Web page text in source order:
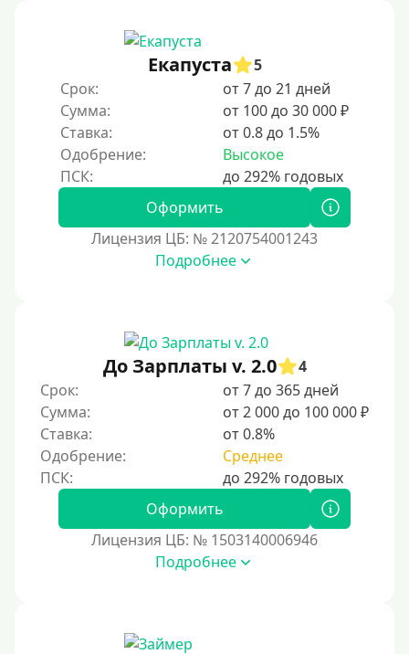
Под ПТС спецтехники
Под ПТС грузового автомобиля
Авто без ПТС
Цель
На Новый Год
Чтобы улучшить кредитную историю, важно
регулярно и своевременно погашать задолженности,
избегать просрочек и контролировать кредитный
рейтинг. Также полезно использовать кредитные
Для закрытия прочих кредитных обязательств
До зарплаты
Для ИП
Для бизнеса
Документы
По водительскому удостоверению
Екапуста
5
Срок:
от 7 до 21 дней
Сумма:
от 100 до 30 000 ₽
Ставка:
от 0.8 до 1.5%
Одобрение:
Высокое
Оформить
Лицензия ЦБ: № 2120754001243
Подробнее
До Зарплаты v. 2.0
4
Срок:
от 7 до 365 дней
Сумма:
от 2 000 до 100 000 ₽
Ставка:
от 0.8%
Одобрение:
Среднее
Оформить
Лицензия ЦБ: № 1503140006946
Подробнее